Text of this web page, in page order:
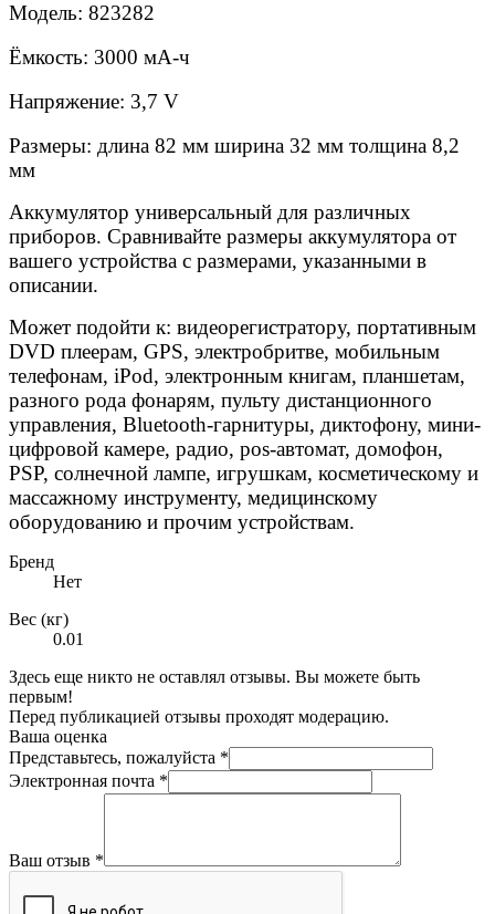
Модель: 823282
Ёмкость: 3000 мА-ч
Напряжение: 3,7 V
Размеры: длина 82 мм ширина 32 мм толщина 8,2
мм
Аккумулятор универсальный для различных
приборов. Сравнивайте размеры аккумулятора от
вашего устройства с размерами, указанными в
описании.
Может подойти к: видеорегистратору, портативным
DVD плеерам, GPS, электробритве, мобильным
телефонам, iPod, электронным книгам, планшетам,
разного рода фонарям, пульту дистанционного
управления, Bluetooth-гарнитуры, диктофону, мини-
цифровой камере, радио, pos-автомат, домофон,
PSP, солнечной лампе, игрушкам, косметическому и
массажному инструменту, медицинскому
оборудованию и прочим устройствам.
Бренд
Нет
Вес (кг)
0.01
Здесь еще никто не оставлял отзывы. Вы можете быть
первым!
Перед публикацией отзывы проходят модерацию.
Ваша оценка
Представьтесь, пожалуйста *
Электронная почта *
Ваш отзыв *